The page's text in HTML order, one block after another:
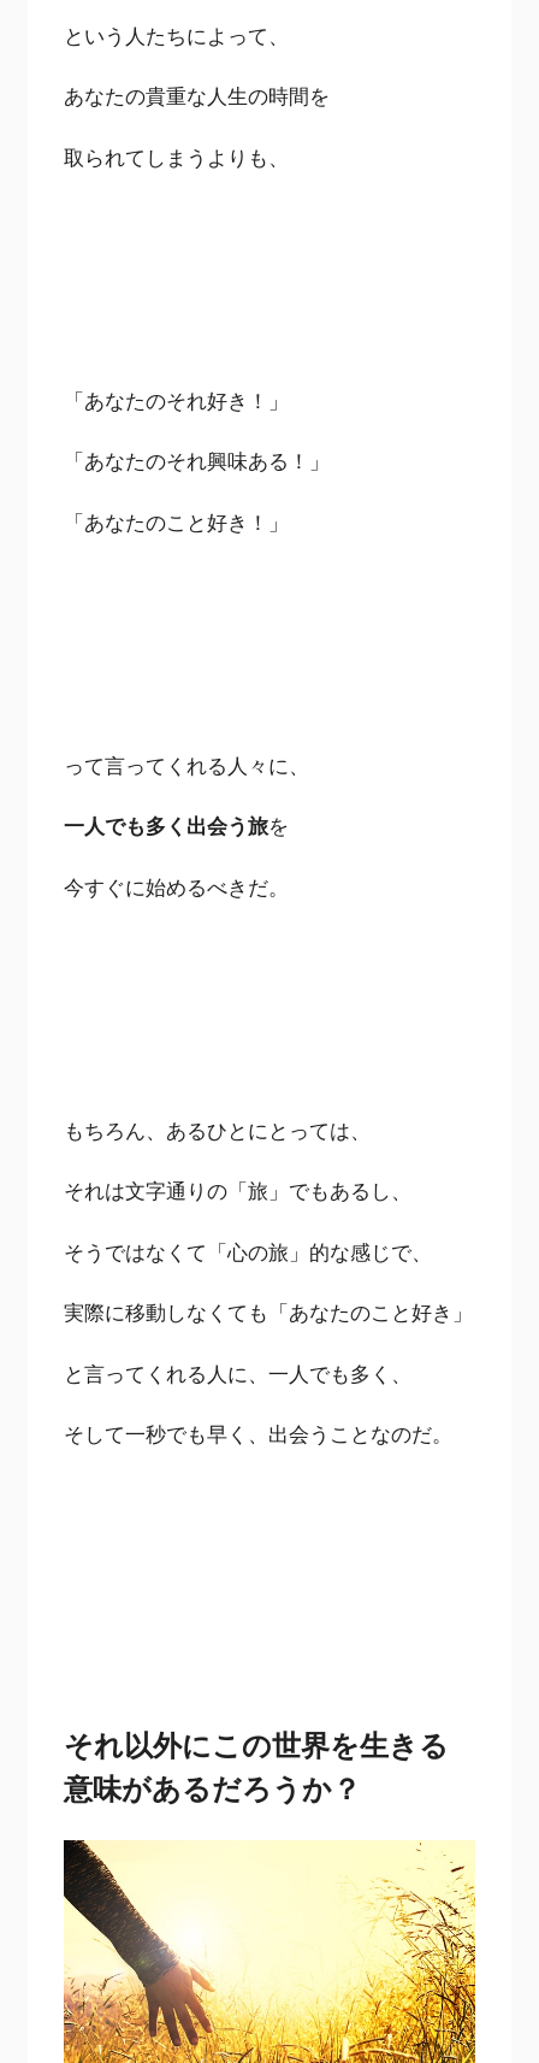
という人たちによって、
あなたの貴重な人生の時間を
取られてしまうよりも、
「あなたのそれ好き！」
「あなたのそれ興味ある！」
「あなたのこと好き！」
って言ってくれる人々に、
一人でも多く出会う旅を
今すぐに始めるべきだ。
もちろん、あるひとにとっては、
それは文字通りの「旅」でもあるし、
そうではなくて「心の旅」的な感じで、
実際に移動しなくても「あなたのこと好き」
と言ってくれる人に、一人でも多く、
そして一秒でも早く、出会うことなのだ。
それ以外にこの世界を生きる
意味があるだろうか？